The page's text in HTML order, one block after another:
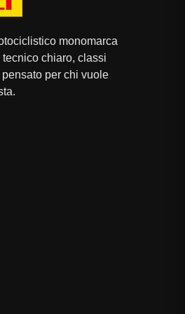
monomarca
chiaro, classi
per chi vuole